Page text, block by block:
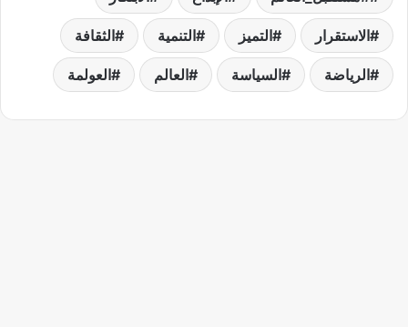
الاستقرار التميز التنمية الثقافة
الرياضة السياسة العالم العولمة